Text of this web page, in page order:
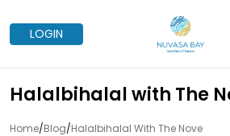
LOGIN
Halalbihalal with The
Home/Blog/Halalbihalal With The Nove